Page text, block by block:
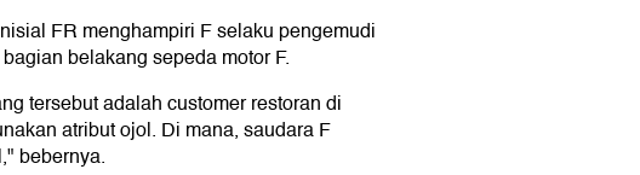
FR menghampiri F selaku pengemudi
belakang sepeda motor F.
tersebut adalah customer restoran di
atribut ojol. Di mana, saudara F
bebernya.